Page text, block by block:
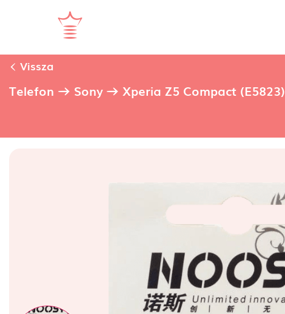
Vissza
Telefon Sony Xperia Z5 Compact (E5823)